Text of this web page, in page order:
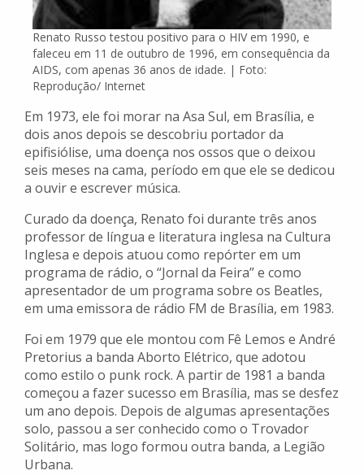
Renato Russo testou positivo para o HIV em 1990, e
faleceu em 11 de outubro de 1996, em consequência da
AIDS, com apenas 36 anos de idade. | Foto:
Reprodução/ Internet
Em 1973, ele foi morar na Asa Sul, em Brasília, e
dois anos depois se descobriu portador da
epifisiólise, uma doença nos ossos que o deixou
seis meses na cama, período em que ele se dedicou
a ouvir e escrever música.
Curado da doença, Renato foi durante três anos
professor de língua e literatura inglesa na Cultura
Inglesa e depois atuou como repórter em um
programa de rádio, o “Jornal da Feira” e como
apresentador de um programa sobre os Beatles,
em uma emissora de rádio FM de Brasília, em 1983.
Foi em 1979 que ele montou com Fê Lemos e André
Pretorius a banda Aborto Elétrico, que adotou
como estilo o punk rock. A partir de 1981 a banda
começou a fazer sucesso em Brasília, mas se desfez
um ano depois. Depois de algumas apresentações
solo, passou a ser conhecido como o Trovador
Solitário, mas logo formou outra banda, a Legião
Urbana.